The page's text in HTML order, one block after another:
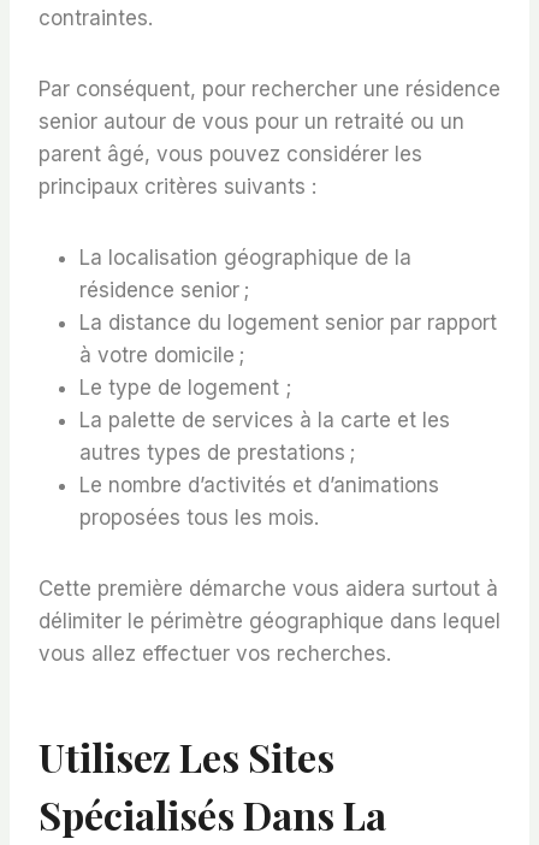
contraintes.
Par conséquent, pour rechercher une résidence
senior autour de vous pour un retraité ou un
parent âgé, vous pouvez considérer les
principaux critères suivants :
La localisation géographique de la
résidence senior ;
La distance du logement senior par rapport
à votre domicile ;
Le type de logement ;
La palette de services à la carte et les
autres types de prestations ;
Le nombre d’activités et d’animations
proposées tous les mois.
Cette première démarche vous aidera surtout à
délimiter le périmètre géographique dans lequel
vous allez effectuer vos recherches.
Utilisez Les Sites
Spécialisés Dans La